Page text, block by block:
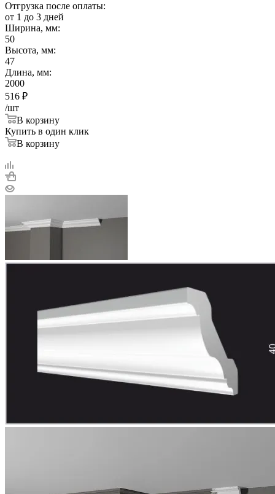
Отгрузка после оплаты:
от 1 до 3 дней
Ширина, мм:
50
Высота, мм:
47
Длина, мм:
2000
516 ₽
/шт
В корзину
Купить в один клик
В корзину